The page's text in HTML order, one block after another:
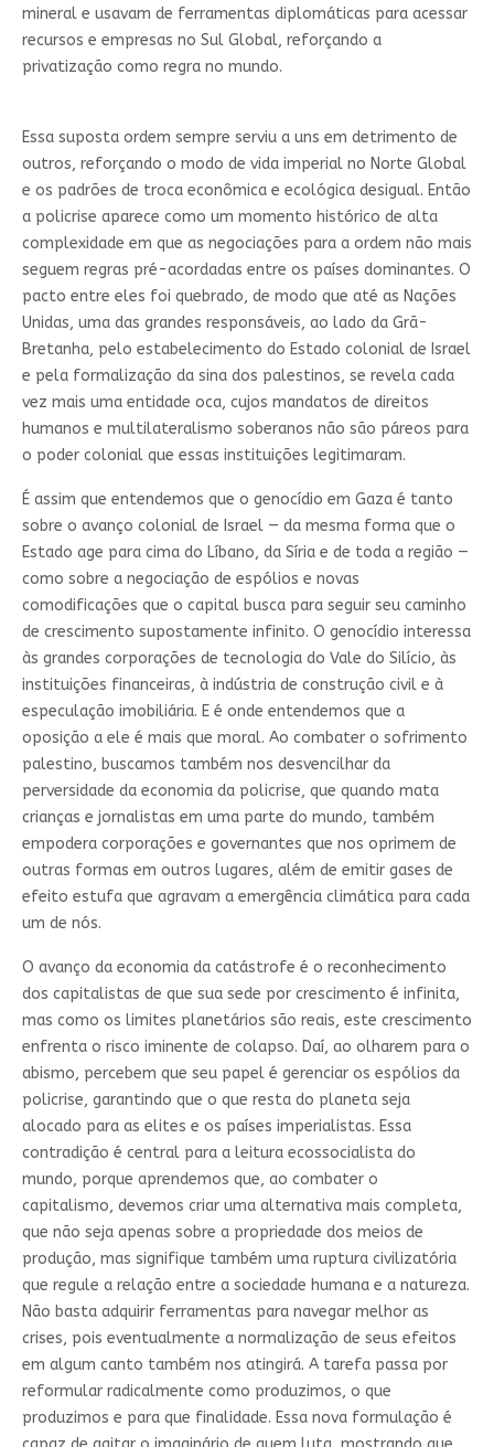
mineral e usavam de ferramentas diplomáticas para acessar
recursos e empresas no Sul Global, reforçando a
privatização como regra no mundo.
Essa suposta ordem sempre serviu a uns em detrimento de
outros, reforçando o modo de vida imperial no Norte Global
e os padrões de troca econômica e ecológica desigual. Então
a policrise aparece como um momento histórico de alta
complexidade em que as negociações para a ordem não mais
seguem regras pré-acordadas entre os países dominantes. O
pacto entre eles foi quebrado, de modo que até as Nações
Unidas, uma das grandes responsáveis, ao lado da Grã-
Bretanha, pelo estabelecimento do Estado colonial de Israel
e pela formalização da sina dos palestinos, se revela cada
vez mais uma entidade oca, cujos mandatos de direitos
humanos e multilateralismo soberanos não são páreos para
o poder colonial que essas instituições legitimaram.
É assim que entendemos que o genocídio em Gaza é tanto
sobre o avanço colonial de Israel — da mesma forma que o
Estado age para cima do Líbano, da Síria e de toda a região —
como sobre a negociação de espólios e novas
comodificações que o capital busca para seguir seu caminho
de crescimento supostamente infinito. O genocídio interessa
às grandes corporações de tecnologia do Vale do Silício, às
instituições financeiras, à indústria de construção civil e à
especulação imobiliária. E é onde entendemos que a
oposição a ele é mais que moral. Ao combater o sofrimento
palestino, buscamos também nos desvencilhar da
perversidade da economia da policrise, que quando mata
crianças e jornalistas em uma parte do mundo, também
empodera corporações e governantes que nos oprimem de
outras formas em outros lugares, além de emitir gases de
efeito estufa que agravam a emergência climática para cada
um de nós.
O avanço da economia da catástrofe é o reconhecimento
dos capitalistas de que sua sede por crescimento é infinita,
mas como os limites planetários são reais, este crescimento
enfrenta o risco iminente de colapso. Daí, ao olharem para o
abismo, percebem que seu papel é gerenciar os espólios da
policrise, garantindo que o que resta do planeta seja
alocado para as elites e os países imperialistas. Essa
contradição é central para a leitura ecossocialista do
mundo, porque aprendemos que, ao combater o
capitalismo, devemos criar uma alternativa mais completa,
que não seja apenas sobre a propriedade dos meios de
produção, mas signifique também uma ruptura civilizatória
que regule a relação entre a sociedade humana e a natureza.
Não basta adquirir ferramentas para navegar melhor as
crises, pois eventualmente a normalização de seus efeitos
em algum canto também nos atingirá. A tarefa passa por
reformular radicalmente como produzimos, o que
produzimos e para que finalidade. Essa nova formulação é